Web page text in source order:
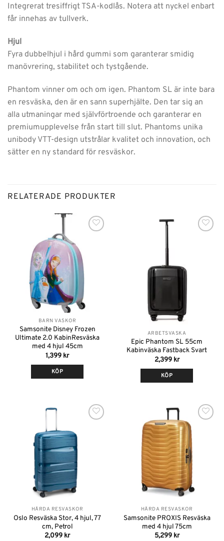
Integrerat tresiffrigt TSA-kodlås. Notera att nyckel enbart
får innehas av tullverk.
Hjul
Fyra dubbelhjul i hård gummi som garanterar smidig
manövrering, stabilitet och tystgående.
Phantom vinner om och om igen. Phantom SL är inte bara
en resväska, den är en sann superhjälte. Den tar sig an
alla utmaningar med självförtroende och garanterar en
premiumupplevelse från start till slut. Phantoms unika
unibody VTT-design utstrålar kvalitet och innovation, och
sätter en ny standard för resväskor.
RELATERADE PRODUKTER
önskelistan
BARN VÄSKOR
Samsonite Disney Frozen
Ultimate 2.0 KabinResväska
med 4 hjul 45cm
1,399 kr
KÖP
Slut i lager
ARBETSVÄSKA
Epic Phantom SL 55cm
Kabinväska Fastback Svart
2,399 kr
KÖP
önskelistan
HÅRDA RESVÄSKOR
Oslo Resväska Stor, 4 hjul, 77
cm, Petrol
2,099 kr
Lägg till i
önskelistan
HÅRDA RESVÄSKOR
Samsonite PROXIS Resväska
med 4 hjul 75cm
5,299 kr